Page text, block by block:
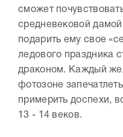
сможет
средневековой
подарить ему свое
ледового праздника
драконом. Каждый
фотозоне
примерить доспехи,
13 - 14 веков.